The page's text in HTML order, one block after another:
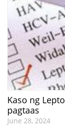
Kaso ng
pagtaas
June 28, 2024